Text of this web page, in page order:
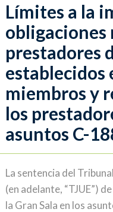
Límites a la
obligaciones
prestadores
establecidos
miembros y
los
asuntos C-
La sentencia del
(en adelante, “TJUE”)
la Gran Sala en los